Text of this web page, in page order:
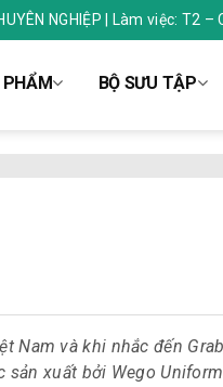
NGHIỆP | Làm việc: T2 –
PHẨM BỘ SƯU TẬP
Nam và khi nhắc đến
sản xuất bởi Wego